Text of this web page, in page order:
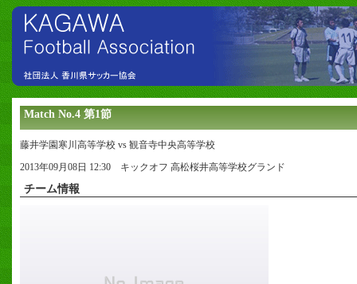
Match No.4 第1節
藤井学園寒川高等学校 vs 観音寺中央高等学校
2013年09月08日 12:30 キックオフ 高松桜井高等学校グランド
チーム情報